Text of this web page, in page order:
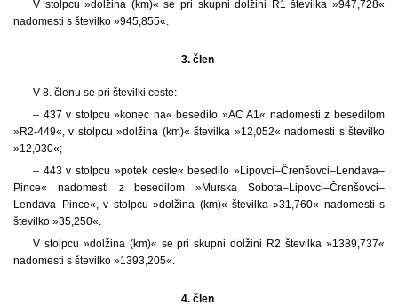
V stolpcu »dolžina (km)« se pri skupni dolžini R1 številka »947,728«
nadomesti s številko »945,855«.
3. člen
V 8. členu se pri številki ceste:
– 437 v stolpcu »konec na« besedilo »AC A1« nadomesti z besedilom
»R2-449«, v stolpcu »dolžina (km)« številka »12,052« nadomesti s številko
»12,030«;
– 443 v stolpcu »potek ceste« besedilo »Lipovci–Črenšovci–Lendava–
Pince« nadomesti z besedilom »Murska Sobota–Lipovci–Črenšovci–
Lendava–Pince«, v stolpcu »dolžina (km)« številka »31,760« nadomesti s
številko »35,250«.
V stolpcu »dolžina (km)« se pri skupni dolžini R2 številka »1389,737«
nadomesti s številko »1393,205«.
4. člen